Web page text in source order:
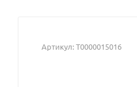
FY
Артикул:Т0000015016